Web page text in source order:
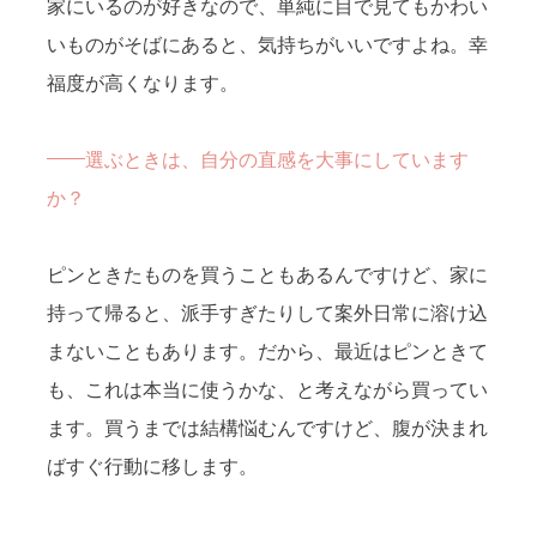
家にいるのが好きなので、単純に目で見てもかわい
いものがそばにあると、気持ちがいいですよね。幸
福度が高くなります。
選ぶときは、自分の直感を大事にしています
か？
ピンときたものを買うこともあるんですけど、家に
持って帰ると、派手すぎたりして案外日常に溶け込
まないこともあります。だから、最近はピンときて
も、これは本当に使うかな、と考えながら買ってい
ます。買うまでは結構悩むんですけど、腹が決まれ
ばすぐ行動に移します。